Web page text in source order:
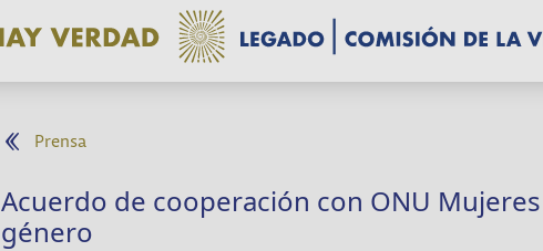
Prensa
Acuerdo de cooperación con ONU
género